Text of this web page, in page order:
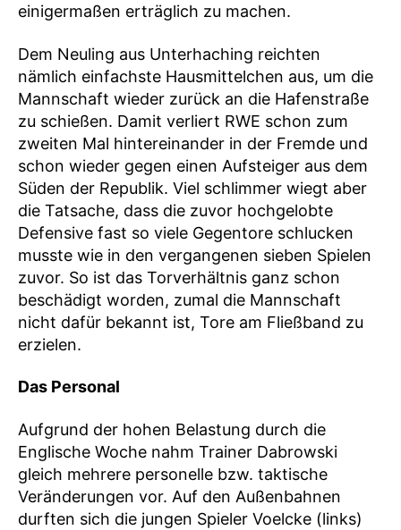
einigermaßen erträglich zu machen.
Dem Neuling aus Unterhaching reichten
nämlich einfachste Hausmittelchen aus, um die
Mannschaft wieder zurück an die Hafenstraße
zu schießen. Damit verliert RWE schon zum
zweiten Mal hintereinander in der Fremde und
schon wieder gegen einen Aufsteiger aus dem
Süden der Republik. Viel schlimmer wiegt aber
die Tatsache, dass die zuvor hochgelobte
Defensive fast so viele Gegentore schlucken
musste wie in den vergangenen sieben Spielen
zuvor. So ist das Torverhältnis ganz schon
beschädigt worden, zumal die Mannschaft
nicht dafür bekannt ist, Tore am Fließband zu
erzielen.
Das Personal
Aufgrund der hohen Belastung durch die
Englische Woche nahm Trainer Dabrowski
gleich mehrere personelle bzw. taktische
Veränderungen vor. Auf den Außenbahnen
durften sich die jungen Spieler Voelcke (links)